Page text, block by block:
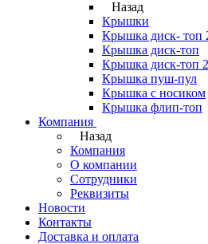
Назад
Крышки
Крышка диск- топ
Крышка диск-топ
Крышка диск-топ
Крышка пуш-пул
Крышка с носиком
Крышка флип-топ
Компания
Назад
Компания
О компании
Сотрудники
Реквизиты
Новости
Контакты
Доставка и оплата